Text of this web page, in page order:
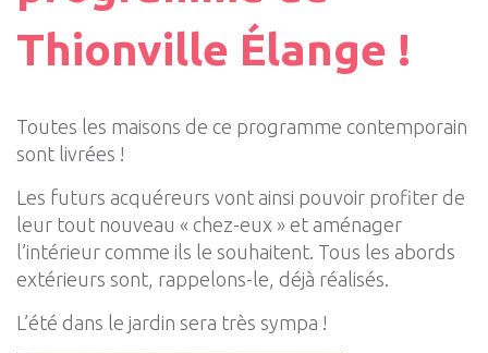
Thionville Élange !
Toutes les maisons de ce programme contemporain
sont livrées !
Les futurs acquéreurs vont ainsi pouvoir profiter de
leur tout nouveau « chez-eux » et aménager
l’intérieur comme ils le souhaitent. Tous les abords
extérieurs sont, rappelons-le, déjà réalisés.
L’été dans le jardin sera très sympa !